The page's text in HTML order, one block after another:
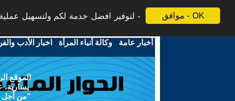
موافق - OK
لتوفير افضل خدمة لكم ولتسهيل
أخبار عامة -وكالة أنباء المرأة - اخبار الأدب
الموقع
يسارية،
"من أجل